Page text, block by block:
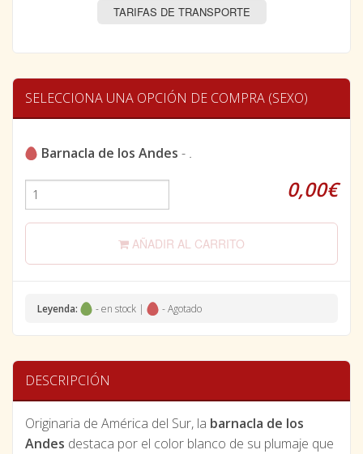
TARIFAS DE TRANSPORTE
SELECCIONA UNA OPCIÓN DE COMPRA (SEXO)
Barnacla de los Andes - .
0,00€
AÑADIR AL CARRITO
Leyenda: - en stock | - Agotado
DESCRIPCIÓN
Originaria de América del Sur, la barnacla de los
Andes destaca por el color blanco de su plumaje que